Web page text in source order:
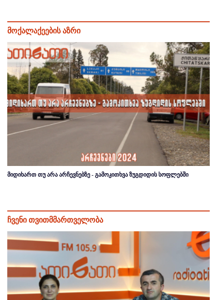
მოქალაქეების აზრი
მიდიხართ თუ არა არჩევნებზე - გამოკითხვა ზუგდიდის სოფლებში
ჩვენი თვითმმართველობა